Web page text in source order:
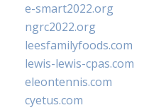
e-smart2022.org
ngrc2022.org
leesfamilyfoods.com
lewis-lewis-cpas.com
eleontennis.com
cyetus.com